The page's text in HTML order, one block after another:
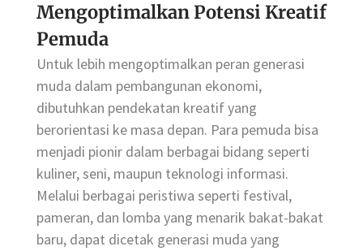
Mengoptimalkan Potensi Kreatif
Pemuda
Untuk lebih mengoptimalkan peran generasi
muda dalam pembangunan ekonomi,
dibutuhkan pendekatan kreatif yang
berorientasi ke masa depan. Para pemuda bisa
menjadi pionir dalam berbagai bidang seperti
kuliner, seni, maupun teknologi informasi.
Melalui berbagai peristiwa seperti festival,
pameran, dan lomba yang menarik bakat-bakat
baru, dapat dicetak generasi muda yang